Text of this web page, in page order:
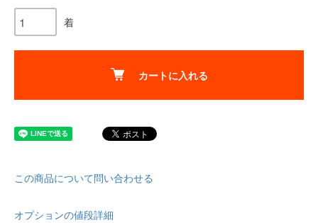
着
カートに入れる
この商品について問い合わせる
オプションの値段詳細